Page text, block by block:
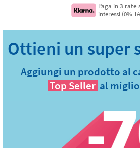
Paga in 3 rate
interessi (0%
Aggiungi un prodotto al
Top Seller al